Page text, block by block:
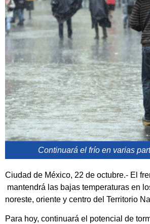
Continuará el frío en varias
Ciudad de México, 22 de octubre.- El
mantendrá las bajas temperaturas en
noreste, oriente y centro del Territorio
Para hoy, continuará el potencial de